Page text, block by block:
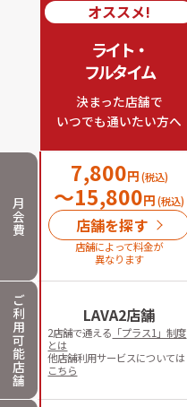
オススメ!
ライト・
フルタイム
決まった店舗で
いつでも通いたい方へ
月
会
費
7,800円(税込)
〜15,800円(税込)
店舗を探す
店舗によって料金が
異なります
ご
利
用
可
能
店
舗
LAVA2店舗
2店舗で通える 「プラス1」制度
とは
他店舗利用サービスについては
こちら